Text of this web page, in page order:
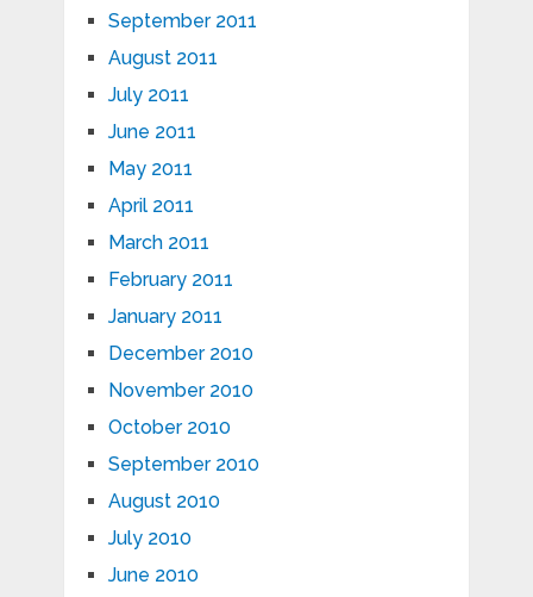
September 2011
August 2011
July 2011
June 2011
May 2011
April 2011
March 2011
February 2011
January 2011
December 2010
November 2010
October 2010
September 2010
August 2010
July 2010
June 2010